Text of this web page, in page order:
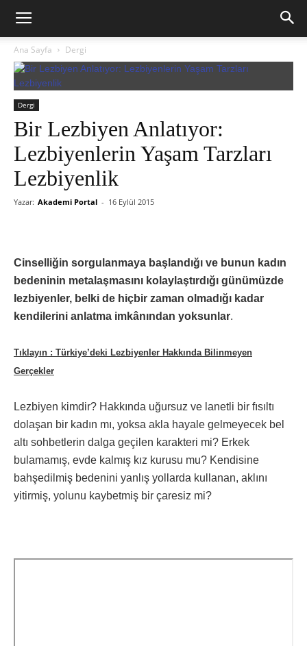
Ana Sayfa Dergi
Dergi
Bir Lezbiyen Anlatıyor:
Lezbiyenlerin Yaşam Tarzları
Lezbiyenlik
Yazar: Akademi Portal - 16 Eylül 2015
Cinselliğin sorgulanmaya başlandığı ve bunun kadın
bedeninin metalaşmasını kolaylaştırdığı günümüzde
lezbiyenler, belki de hiçbir zaman olmadığı kadar
kendilerini anlatma imkânından yoksunlar.
Tıklayın : Türkiye’deki Lezbiyenler Hakkında Bilinmeyen
Gerçekler
Lezbiyen kimdir? Hakkında uğursuz ve lanetli bir fısıltı
dolaşan bir kadın mı, yoksa akla hayale gelmeyecek bel
altı sohbetlerin dalga geçilen karakteri mi? Erkek
bulamamış, evde kalmış kız kurusu mu? Kendisine
bahşedilmiş bedenini yanlış yollarda kullanan, aklını
yitirmiş, yolunu kaybetmiş bir çaresiz mi?